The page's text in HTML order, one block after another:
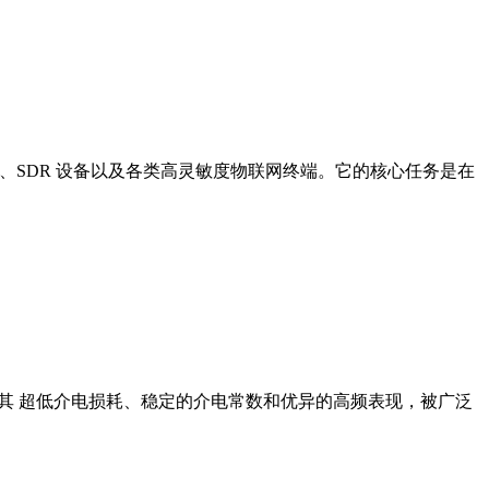
SDR 设备以及各类高灵敏度物联网终端。它的核心任务是在
超低介电损耗、稳定的介电常数和优异的高频表现，被广泛